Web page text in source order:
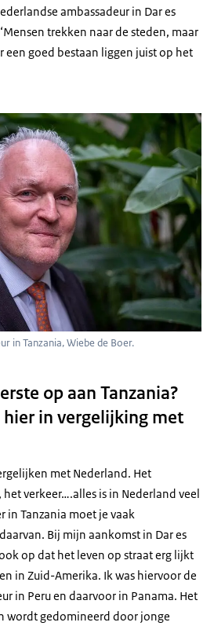
ambassadeur in Dar es
trekken naar de steden, maar
goed bestaan liggen juist op het
in Tanzania, Wiebe de Boer.
op aan Tanzania?
hier in vergelijking met
met Nederland. Het
verkeer….alles is in Nederland veel
in Tanzania moet je vaak
Bij mijn aankomst in Dar es
op dat het leven op straat erg lijkt
in Zuid-Amerika. Ik was hiervoor de
in Peru en daarvoor in Panama. Het
wordt gedomineerd door jonge